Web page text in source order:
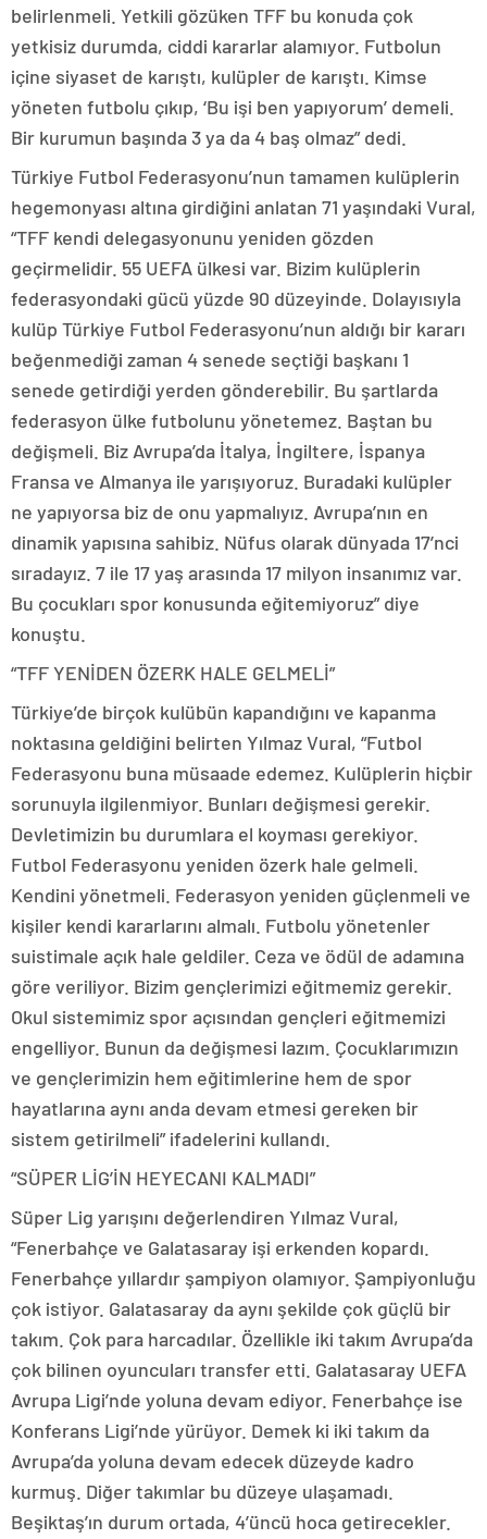
belirlenmeli. Yetkili gözüken TFF bu konuda çok
yetkisiz durumda, ciddi kararlar alamıyor. Futbolun
içine siyaset de karıştı, kulüpler de karıştı. Kimse
yöneten futbolu çıkıp, ‘Bu işi ben yapıyorum’ demeli.
Bir kurumun başında 3 ya da 4 baş olmaz” dedi.
Türkiye Futbol Federasyonu’nun tamamen kulüplerin
hegemonyası altına girdiğini anlatan 71 yaşındaki Vural,
“TFF kendi delegasyonunu yeniden gözden
geçirmelidir. 55 UEFA ülkesi var. Bizim kulüplerin
federasyondaki gücü yüzde 90 düzeyinde. Dolayısıyla
kulüp Türkiye Futbol Federasyonu’nun aldığı bir kararı
beğenmediği zaman 4 senede seçtiği başkanı 1
senede getirdiği yerden gönderebilir. Bu şartlarda
federasyon ülke futbolunu yönetemez. Baştan bu
değişmeli. Biz Avrupa’da İtalya, İngiltere, İspanya
Fransa ve Almanya ile yarışıyoruz. Buradaki kulüpler
ne yapıyorsa biz de onu yapmalıyız. Avrupa’nın en
dinamik yapısına sahibiz. Nüfus olarak dünyada 17’nci
sıradayız. 7 ile 17 yaş arasında 17 milyon insanımız var.
Bu çocukları spor konusunda eğitemiyoruz” diye
konuştu.
“TFF YENİDEN ÖZERK HALE GELMELİ”
Türkiye’de birçok kulübün kapandığını ve kapanma
noktasına geldiğini belirten Yılmaz Vural, “Futbol
Federasyonu buna müsaade edemez. Kulüplerin hiçbir
sorunuyla ilgilenmiyor. Bunları değişmesi gerekir.
Devletimizin bu durumlara el koyması gerekiyor.
Futbol Federasyonu yeniden özerk hale gelmeli.
Kendini yönetmeli. Federasyon yeniden güçlenmeli ve
kişiler kendi kararlarını almalı. Futbolu yönetenler
suistimale açık hale geldiler. Ceza ve ödül de adamına
göre veriliyor. Bizim gençlerimizi eğitmemiz gerekir.
Okul sistemimiz spor açısından gençleri eğitmemizi
engelliyor. Bunun da değişmesi lazım. Çocuklarımızın
ve gençlerimizin hem eğitimlerine hem de spor
hayatlarına aynı anda devam etmesi gereken bir
sistem getirilmeli” ifadelerini kullandı.
“SÜPER LİG’İN HEYECANI KALMADI”
Süper Lig yarışını değerlendiren Yılmaz Vural,
“Fenerbahçe ve Galatasaray işi erkenden kopardı.
Fenerbahçe yıllardır şampiyon olamıyor. Şampiyonluğu
çok istiyor. Galatasaray da aynı şekilde çok güçlü bir
takım. Çok para harcadılar. Özellikle iki takım Avrupa’da
çok bilinen oyuncuları transfer etti. Galatasaray UEFA
Avrupa Ligi’nde yoluna devam ediyor. Fenerbahçe ise
Konferans Ligi’nde yürüyor. Demek ki iki takım da
Avrupa’da yoluna devam edecek düzeyde kadro
kurmuş. Diğer takımlar bu düzeye ulaşamadı.
Beşiktaş’ın durum ortada, 4’üncü hoca getirecekler.